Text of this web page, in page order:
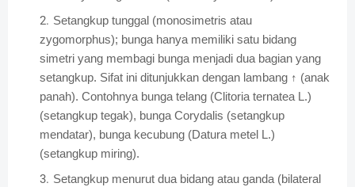
Setangkup tunggal (monosimetris atau
zygomorphus); bunga hanya memiliki satu bidang
simetri yang membagi bunga menjadi dua bagian yang
setangkup. Sifat ini ditunjukkan dengan lambang ↑ (anak
panah). Contohnya bunga telang (Clitoria ternatea L.)
(setangkup tegak), bunga Corydalis (setangkup
mendatar), bunga kecubung (Datura metel L.)
(setangkup miring).
Setangkup menurut dua bidang atau ganda (bilateral